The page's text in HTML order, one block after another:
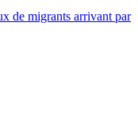
de migrants arrivant par